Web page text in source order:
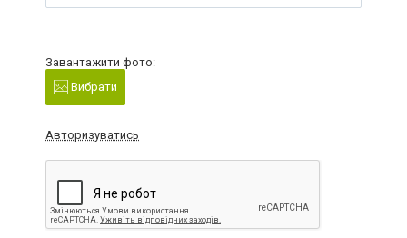
Завантажити фото:
Вибрати
Авторизуватись